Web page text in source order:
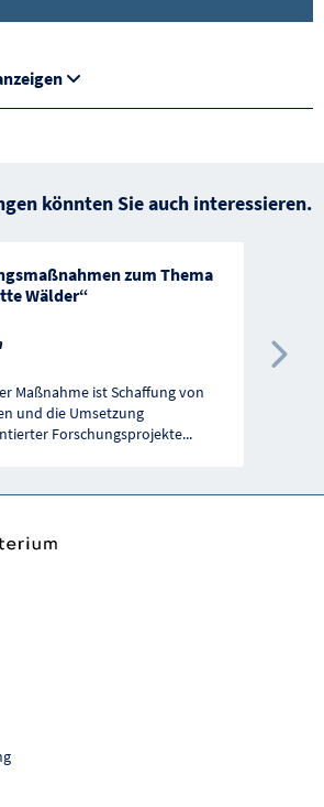
könnten Sie auch interessieren.
zum Thema
Wälder“
Maßnahme ist Schaffung von
und die Umsetzung
Forschungsprojekte...